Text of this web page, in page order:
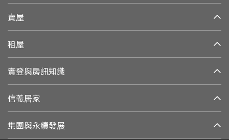
賣屋
租屋
實登與房訊知識
信義居家
集團與永續發展